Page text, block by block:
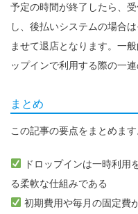
予定の時間が終了したら、
し、後払いシステムの場合
ませて退店となります。一
ップインで利用する際の一連
まとめ
この記事の要点をまとめます
ドロップインは一時利用
る柔軟な仕組みである
初期費用や毎月の固定費